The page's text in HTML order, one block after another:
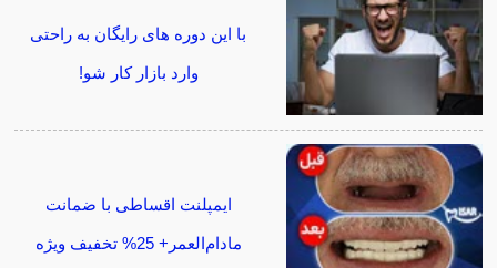
با این دوره های رایگان به راحتی
وارد بازار کار شو!
ایمپلنت اقساطی با ضمانت
مادام‌العمر+ 25% تخفیف ویژه